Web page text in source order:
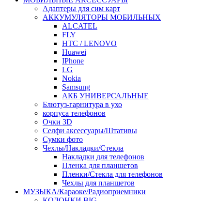
Адаптеры для сим карт
АККУМУЛЯТОРЫ МОБИЛЬНЫХ
ALCATEL
FLY
HTC / LENOVO
Huawei
IPhone
LG
Nokia
Samsung
АКБ УНИВЕРСАЛЬНЫЕ
Блютуз-гарнитура в ухо
корпуса телефонов
Очки 3D
Селфи аксессуары/Штативы
Сумки фото
Чехлы/Накладки/Стекла
Накладки для телефонов
Пленка для планшетов
Пленки/Стекла для телефонов
Чехлы для планшетов
МУЗЫКА/Караоке/Радиоприемники